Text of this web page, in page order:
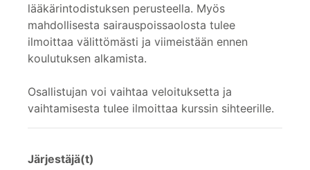
lääkärintodistuksen perusteella. Myös
mahdollisesta sairauspoissaolosta tulee
ilmoittaa välittömästi ja viimeistään ennen
koulutuksen alkamista.
Osallistujan voi vaihtaa veloituksetta ja
vaihtamisesta tulee ilmoittaa kurssin sihteerille.
Järjestäjä(t)